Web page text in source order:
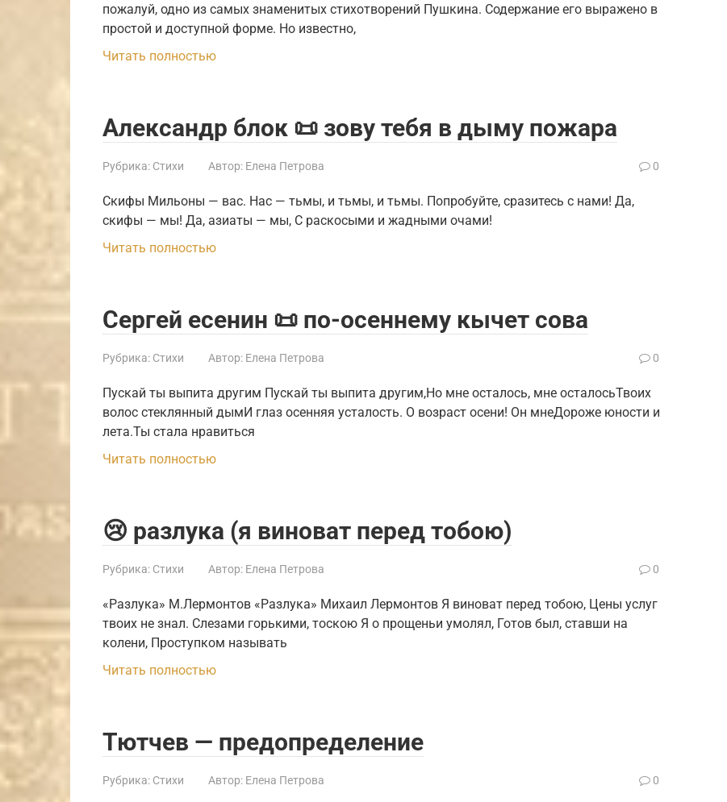
пожалуй, одно из самых знаменитых стихотворений Пушкина. Содержание его выражено в
простой и доступной форме. Но известно,
Читать полностью
Александр блок 📜 зову тебя в дыму пожара
Рубрика: Стихи Автор: Елена Петрова 0
Скифы Мильоны — вас. Нас — тьмы, и тьмы, и тьмы. Попробуйте, сразитесь с нами! Да,
скифы — мы! Да, азиаты — мы, С раскосыми и жадными очами!
Читать полностью
Сергей есенин 📜 по-осеннему кычет сова
Рубрика: Стихи Автор: Елена Петрова 0
Пускай ты выпита другим Пускай ты выпита другим,Но мне осталось, мне осталосьТвоих
волос стеклянный дымИ глаз осенняя усталость. О возраст осени! Он мнеДороже юности и
лета.Ты стала нравиться
Читать полностью
😢 разлука (я виноват перед тобою)
Рубрика: Стихи Автор: Елена Петрова 0
«Разлука» М.Лермонтов «Разлука» Михаил Лермонтов Я виноват перед тобою, Цены услуг
твоих не знал. Слезами горькими, тоскою Я о прощеньи умолял, Готов был, ставши на
колени, Проступком называть
Читать полностью
Тютчев — предопределение
Рубрика: Стихи Автор: Елена Петрова 0